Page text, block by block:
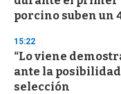
porcino suben un
15:22
“Lo viene
ante la posibilidad
selección